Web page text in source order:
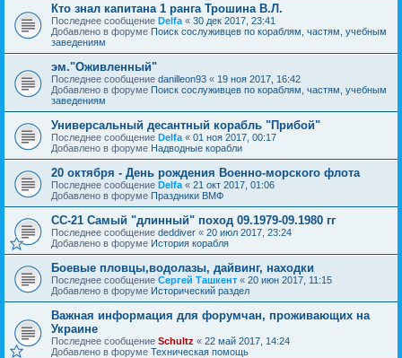
Кто знал капитана 1 ранга Трошина В.Л.
Последнее сообщение Delfa « 30 дек 2017, 23:41
Добавлено в форуме Поиск сослуживцев по кораблям, частям, учебным
заведениям
эм."Оживленный"
Последнее сообщение danilleon93 « 19 ноя 2017, 16:42
Добавлено в форуме Поиск сослуживцев по кораблям, частям, учебным
заведениям
Универсальный десантный корабль "Прибой"
Последнее сообщение Delfa « 01 ноя 2017, 00:17
Добавлено в форуме Надводные корабли
20 октября - День рождения Военно-морского флота
Последнее сообщение Delfa « 21 окт 2017, 01:06
Добавлено в форуме Праздники ВМФ
СС-21 Самый "длинный" поход 09.1979-09.1980 гг
Последнее сообщение deddiver « 20 июл 2017, 23:24
Добавлено в форуме История корабля
Боевые пловцы,водолазы, дайвинг, находки
Последнее сообщение Сергей Ташкент « 20 июн 2017, 11:15
Добавлено в форуме Исторический раздел
Важная информация для форумчан, проживающих на
Украине
Последнее сообщение Schultz « 22 май 2017, 14:24
Добавлено в форуме Техническая помощь